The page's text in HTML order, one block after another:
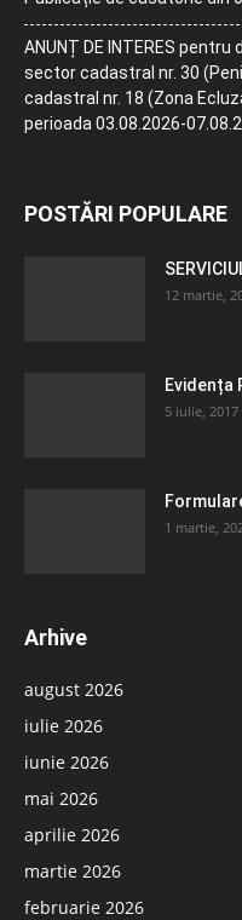
ANUNȚ DE INTERES
sector cadastral nr. 30
cadastral nr. 18 (Zona
perioada 03.08.2026-
POSTĂRI POPULARE
12 martie,
Evidența
5 iulie, 2017
1 martie,
Arhive
august 2026
iulie 2026
iunie 2026
mai 2026
aprilie 2026
martie 2026
februarie 2026